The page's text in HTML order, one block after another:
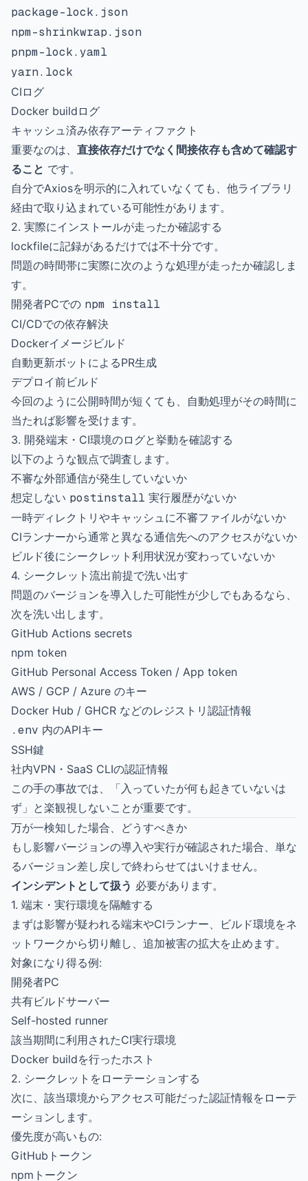
package-lock.json
npm-shrinkwrap.json
pnpm-lock.yaml
yarn.lock
CIログ
Docker buildログ
キャッシュ済み依存アーティファクト
重要なのは、 直接依存だけでなく間接依存も含めて確認す
ること です。
自分でAxiosを明示的に入れていなくても、他ライブラリ
経由で取り込まれている可能性があります。
2. 実際にインストールが走ったか確認する
lockfileに記録があるだけでは不十分です。
問題の時間帯に実際に次のような処理が走ったか確認しま
す。
開発者PCでの npm install
CI/CDでの依存解決
Dockerイメージビルド
自動更新ボットによるPR生成
デプロイ前ビルド
今回のように公開時間が短くても、自動処理がその時間に
当たれば影響を受けます。
3. 開発端末・CI環境のログと挙動を確認する
以下のような観点で調査します。
不審な外部通信が発生していないか
想定しない postinstall 実行履歴がないか
一時ディレクトリやキャッシュに不審ファイルがないか
CIランナーから通常と異なる通信先へのアクセスがないか
ビルド後にシークレット利用状況が変わっていないか
4. シークレット流出前提で洗い出す
問題のバージョンを導入した可能性が少しでもあるなら、
次を洗い出します。
GitHub Actions secrets
npm token
GitHub Personal Access Token / App token
AWS / GCP / Azure のキー
Docker Hub / GHCR などのレジストリ認証情報
.env 内のAPIキー
SSH鍵
社内VPN・SaaS CLIの認証情報
この手の事故では、「入っていたが何も起きていないは
ず」と楽観視しないことが重要です。
万が一検知した場合、どうすべきか
もし影響バージョンの導入や実行が確認された場合、単な
るバージョン差し戻しで終わらせてはいけません。
インシデントとして扱う 必要があります。
1. 端末・実行環境を隔離する
まずは影響が疑われる端末やCIランナー、ビルド環境をネ
ットワークから切り離し、追加被害の拡大を止めます。
対象になり得る例:
開発者PC
共有ビルドサーバー
Self-hosted runner
該当期間に利用されたCI実行環境
Docker buildを行ったホスト
2. シークレットをローテーションする
次に、該当環境からアクセス可能だった認証情報をローテ
ーションします。
優先度が高いもの:
GitHubトークン
npmトークン